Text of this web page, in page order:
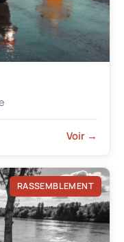
Voir →
RASSEMBLEMENT